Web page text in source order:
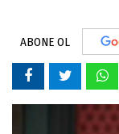
ABONE OL